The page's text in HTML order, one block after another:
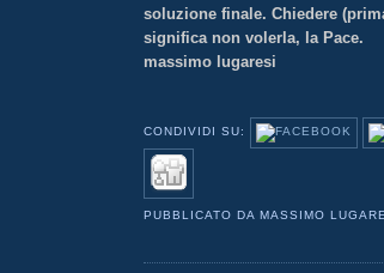
soluzione finale. Chiedere
significa non volerla, la Pace.
massimo lugaresi
CONDIVIDI SU:
PUBBLICATO DA MASSIMO